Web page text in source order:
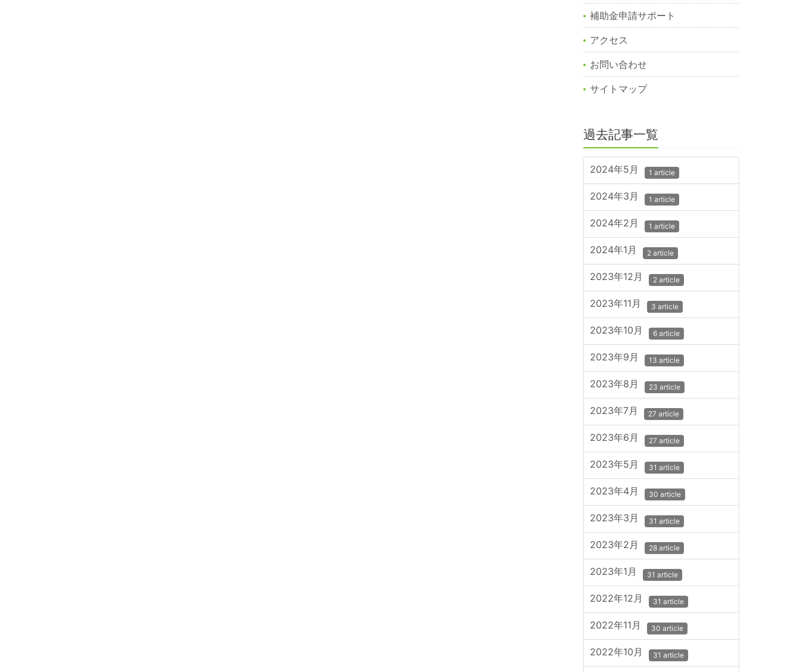
補助金申請サポート
アクセス
お問い合わせ
サイトマップ
過去記事一覧
2024年5月 1 article
2024年3月 1 article
2024年2月 1 article
2024年1月 2 article
2023年12月 2 article
2023年11月 3 article
2023年10月 6 article
2023年9月 13 article
2023年8月 23 article
2023年7月 27 article
2023年6月 27 article
2023年5月 31 article
2023年4月 30 article
2023年3月 31 article
2023年2月 28 article
2023年1月 31 article
2022年12月 31 article
2022年11月 30 article
2022年10月 31 article